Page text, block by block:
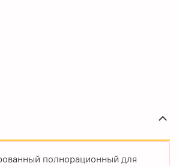
полнорационный для